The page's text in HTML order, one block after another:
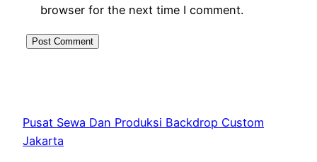
browser for the next time I comment.
Pusat Sewa Dan Produksi Backdrop Custom
Jakarta